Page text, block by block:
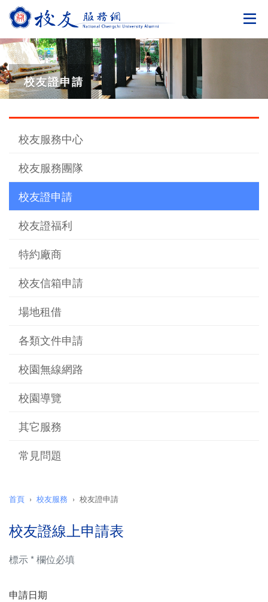
切
校友證申請
校友服務中心
校友服務團隊
校友證申請
校友證福利
特約廠商
校友信箱申請
場地租借
各類文件申請
校園無線網路
校園導覽
其它服務
常見問題
首頁 校友服務 校友證申請
校友證線上申請表
標示 * 欄位必填
申請日期